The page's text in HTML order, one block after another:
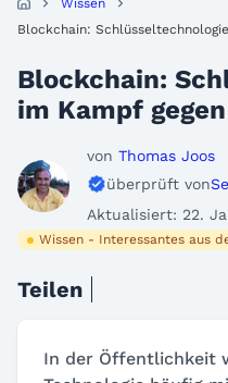
Wissen
Blockchain:
Blockchain:
im Kampf
von Thomas Joos
überprüft von
Aktualisiert: 22.
Wissen - Interessantes aus
Teilen
In der Öffentlichkeit